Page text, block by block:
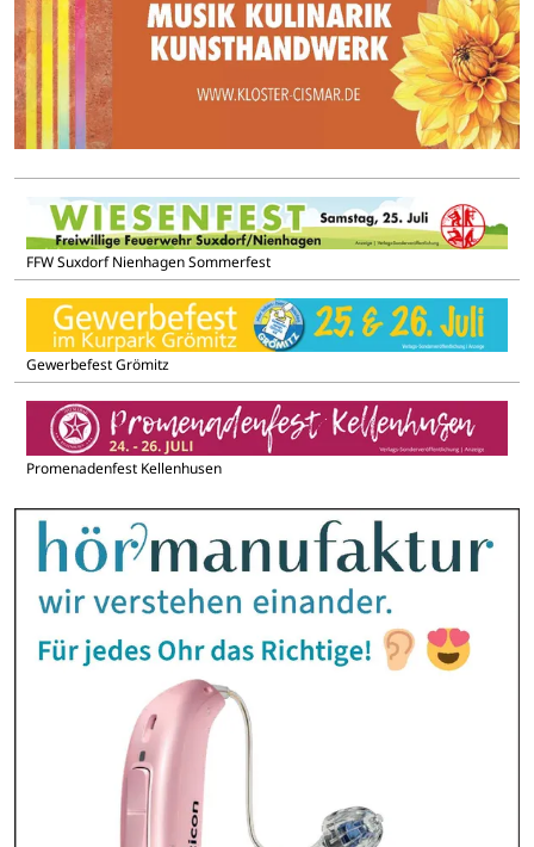
FFW Suxdorf Nienhagen Sommerfest
Gewerbefest Grömitz
Promenadenfest Kellenhusen